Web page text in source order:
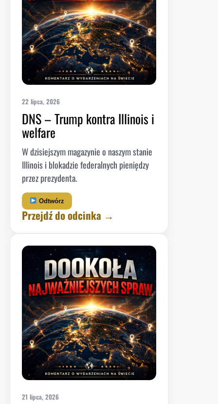
22 lipca, 2026
DNS – Trump kontra Illinois i
welfare
W dzisiejszym magazynie o naszym stanie
Illinois i blokadzie federalnych pieniędzy
przez prezydenta.
Odtwórz
Przejdź do odcinka →
21 lipca, 2026